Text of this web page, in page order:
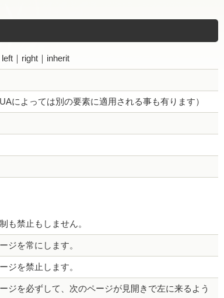
｜right｜inherit
によっては別の要素に適用される事も有ります）
も禁止もしません。
ジを常にします。
ジを禁止します。
ジを必ずして、次のページが見開きで左に来るよう